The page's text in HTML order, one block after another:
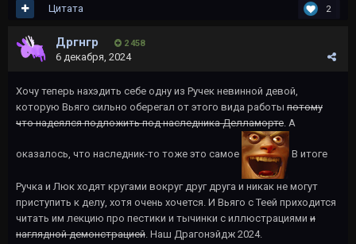
2
Цитата
Дргнгр 2 458
6 декабря, 2024
Хочу теперь нахэдить себе одну из Ручек невинной девой,
которую Вьяго сильно оберегал от этого вида работы потому
что надеялся подложить под наследника Делламорте . А
оказалось, что наследник-то тоже это самое В итоге
Ручка и Люк ходят кругами вокруг друг друга и никак не могут
приступить к делу, хотя очень хочется. И Вьяго с Теей приходится
читать им лекцию про пестики и тычинки с иллюстрациями и
наглядной демонстрацией . Наш Драгонэйдж 2024.